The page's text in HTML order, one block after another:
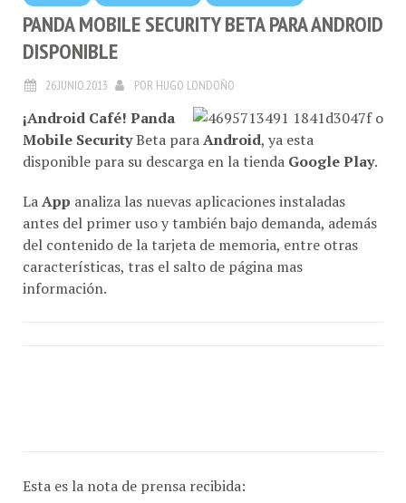
PANDA MOBILE SECURITY BETA PARA ANDROID
DISPONIBLE
26.JUNIO.2013 POR HUGO LONDOÑO
¡Android Café! Panda
Mobile Security
Beta para Android , ya esta
disponible para su descarga en la tienda
Google Play
La
App
analiza las nuevas aplicaciones instaladas
antes del primer uso y también bajo demanda, además
del contenido de la tarjeta de memoria, entre otras
características, tras el salto de página mas
información.
Esta es la nota de prensa recibida: